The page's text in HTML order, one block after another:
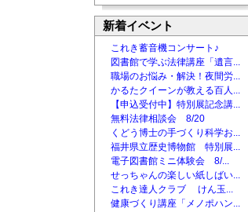
新着イベント
これき蓄音機コンサート♪
図書館で学ぶ法律講座「遺言...
職場のお悩み・解決！夜間労...
かるたクイーンが教える百人...
【申込受付中】特別展記念講...
無料法律相談会 8/20
くどう博士の手づくり科学お...
福井県立歴史博物館 特別展...
電子図書館ミニ体験会 8/...
せっちゃんの楽しい紙しばい...
これき達人クラブ けん玉...
健康づくり講座「メノポハン...